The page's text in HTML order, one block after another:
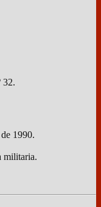
32.
1990.
militaria.